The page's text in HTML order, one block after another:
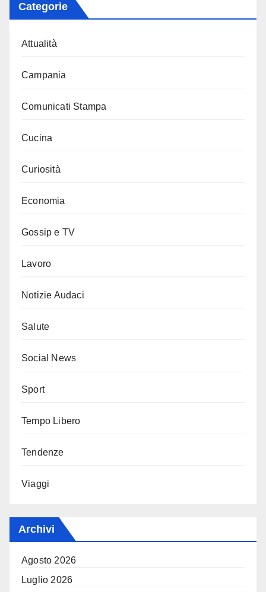
Categorie
Attualità
Campania
Comunicati Stampa
Cucina
Curiosità
Economia
Gossip e TV
Lavoro
Notizie Audaci
Salute
Social News
Sport
Tempo Libero
Tendenze
Viaggi
Archivi
Agosto 2026
Luglio 2026